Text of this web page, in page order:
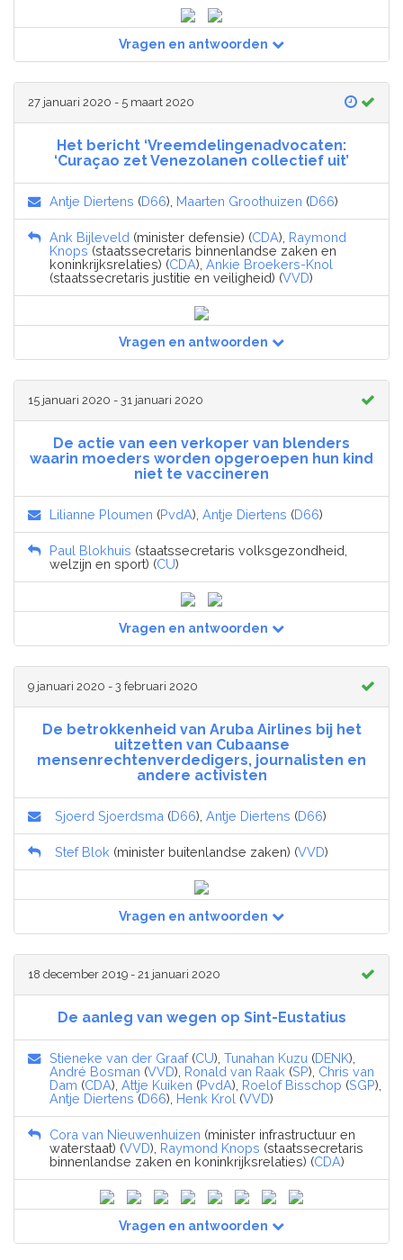
Vragen en antwoorden
27 januari 2020 - 5 maart 2020
Het bericht ‘Vreemdelingenadvocaten:
‘Curaçao zet Venezolanen collectief uit’
Antje Diertens (D66), Maarten Groothuizen (D66)
Ank Bijleveld (minister defensie) (CDA), Raymond
Knops (staatssecretaris binnenlandse zaken en
koninkrijksrelaties) (CDA), Ankie Broekers-Knol
(staatssecretaris justitie en veiligheid) (VVD)
Vragen en antwoorden
15 januari 2020 - 31 januari 2020
De actie van een verkoper van blenders
waarin moeders worden opgeroepen hun kind
niet te vaccineren
Lilianne Ploumen (PvdA), Antje Diertens (D66)
Paul Blokhuis (staatssecretaris volksgezondheid,
welzijn en sport) (CU)
Vragen en antwoorden
9 januari 2020 - 3 februari 2020
De betrokkenheid van Aruba Airlines bij het
uitzetten van Cubaanse
mensenrechtenverdedigers, journalisten en
andere activisten
Sjoerd Sjoerdsma (D66), Antje Diertens (D66)
Stef Blok (minister buitenlandse zaken) (VVD)
Vragen en antwoorden
18 december 2019 - 21 januari 2020
De aanleg van wegen op Sint-Eustatius
Stieneke van der Graaf(CU), Tunahan Kuzu (DENK),
André Bosman (VVD), Ronald van Raak (SP), Chris van
Dam (CDA), Attje Kuiken (PvdA), Roelof Bisschop (SGP),
Antje Diertens (D66), Henk Krol (VVD)
Cora van Nieuwenhuizen (minister infrastructuur en
waterstaat) (VVD), Raymond Knops (staatssecretaris
binnenlandse zaken en koninkrijksrelaties) (CDA)
Vragen en antwoorden